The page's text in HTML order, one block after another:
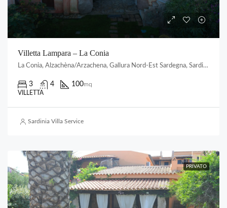
Villetta Lampara – La Conia
La Conia, Alzachèna/Arzachena, Gallura Nord-Est Sardegna, Sardigna/Sardegna, 07021, Italia
3 4 100mq
VILLETTA
Sardinia Villa Service
PRIVATO